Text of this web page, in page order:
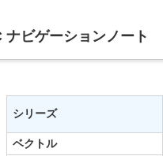
ナビゲーションノート
シリーズ
ベクトル